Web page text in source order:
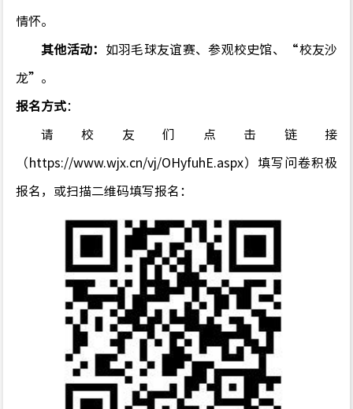
情怀。
其他活动： 如羽毛球友谊赛、参观校史馆、 “校友沙
龙”。
报名方式：
请校友们点击链接
（ https://www.wjx.cn/vj/OHyfuhE.aspx）填写问卷积极
报名，或扫描二维码填写报名：